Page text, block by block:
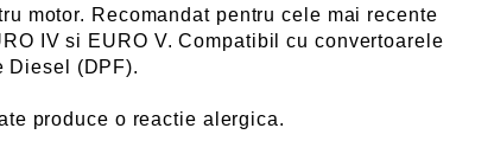
motor. Recomandat pentru cele mai recente
IV si EURO V. Compatibil cu convertoarele
Diesel (DPF).
produce o reactie alergica.